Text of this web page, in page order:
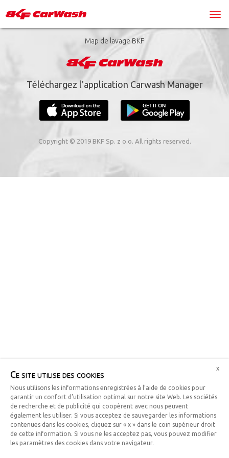
Map de lavage BKF
Téléchargez l'application Carwash Manager
Copyright © 2019 BKF Sp. z o.o. All rights reserved.
Ce site utilise des cookies
Nous utilisons les informations enregistrées à l’aide de cookies pour
garantir un confort d’utilisation optimal sur notre site Web. Les sociétés
de recherche et de publicité qui coopèrent avec nous peuvent
également les utiliser. Si vous acceptez de sauvegarder les informations
contenues dans les cookies, cliquez sur « x » dans le coin supérieur droit
de cette information. Si vous ne les acceptez pas, vous pouvez modifier
les paramètres des cookies dans votre navigateur.
x